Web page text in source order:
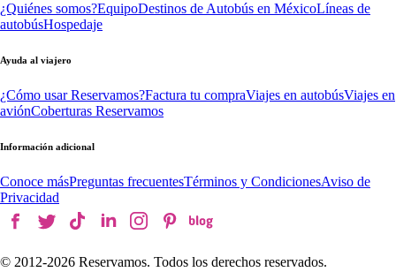
¿Quiénes somos?EquipoDestinos de Autobús en MéxicoLíneas de
autobúsHospedaje
Ayuda al viajero
¿Cómo usar Reservamos?Factura tu compraViajes en autobúsViajes en
aviónCoberturas Reservamos
Información adicional
Conoce másPreguntas frecuentesTérminos y CondicionesAviso de
Privacidad
© 2012-2026 Reservamos. Todos los derechos reservados.